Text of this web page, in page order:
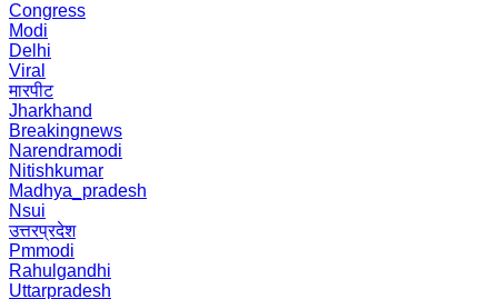
Congress
Modi
Delhi
Viral
मारपीट
Jharkhand
Breakingnews
Narendramodi
Nitishkumar
Madhya_pradesh
Nsui
उत्तरप्रदेश
Pmmodi
Rahulgandhi
Uttarpradesh